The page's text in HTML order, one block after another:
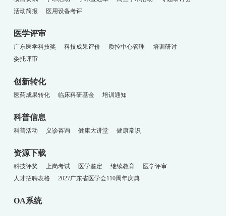
活动简报
医用设备考评
医学评审
广东医学科技奖 科技成果评价 质控中心管理
培训研讨
委托评审
创新转化
医药成果转化 临床科研基金 培训通知
科普信息
科普活动 义诊咨询 健康大讲堂 健康常识
资源下载
科技评奖 上岗考试 医学鉴定 继续教育
医学评审
人才招聘表格
2027广东省医学会110周年庆典
OA系统